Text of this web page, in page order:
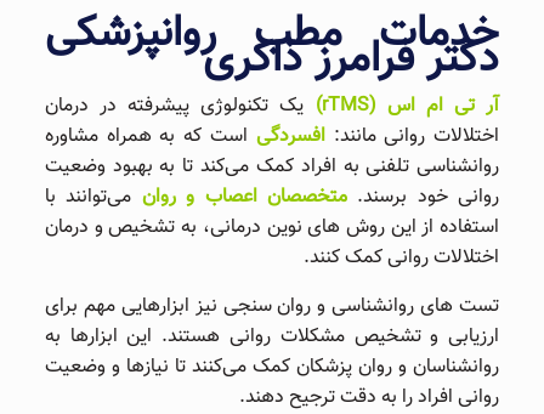
خدمات مطب روانپزشکی
دکتر فرامرز ذاکری
آر تی‌ ام‌ اس (rTMS)
یک تکنولوژی پیشرفته در درمان
اختلالات روانی مانند:افسردگی است که به همراه مشاوره
روانشناسی تلفنی به افراد کمک می‌کند تا به بهبود وضعیت
روانی خود برسند.متخصصان اعصاب و روان می‌توانند با
استفاده از این روش ‌های نوین درمانی، به تشخیص و درمان
اختلالات روانی کمک کنند.
تست ‌های روانشناسی و روان ‌سنجی نیز ابزارهایی مهم برای
ارزیابی و تشخیص مشکلات روانی هستند. این ابزارها به
روانشناسان و روان ‌پزشکان کمک می‌کنند تا نیازها و وضعیت
روانی افراد را به دقت ترجیح دهند.